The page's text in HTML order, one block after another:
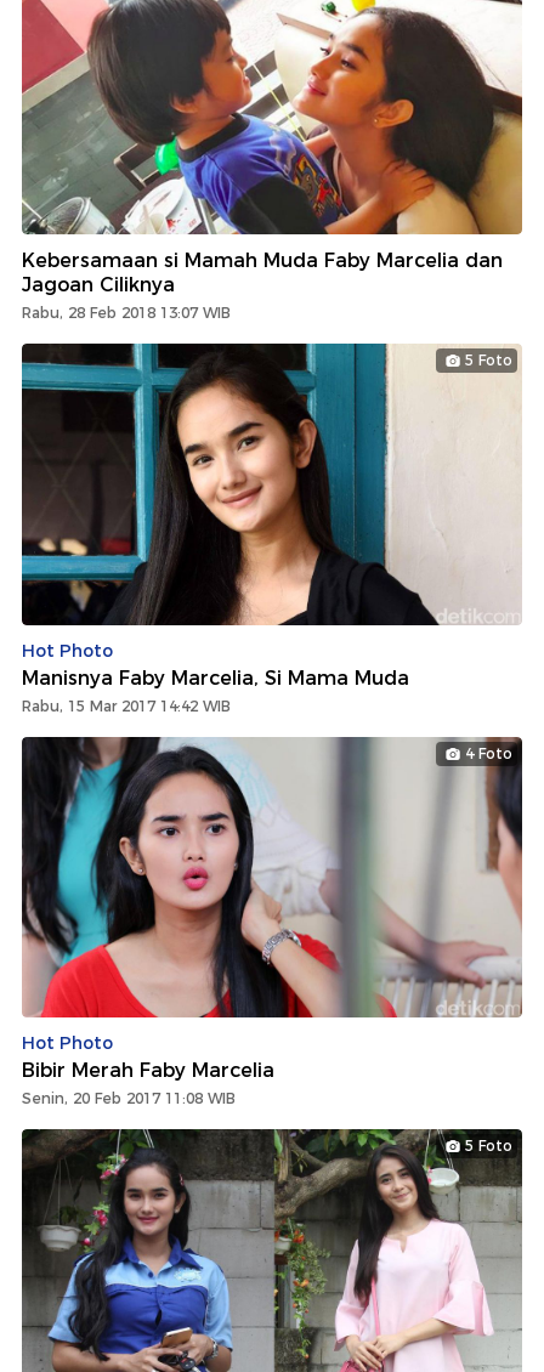
Kebersamaan si Mamah Muda Faby Marcelia dan
Jagoan Ciliknya
Rabu, 28 Feb 2018 13:07 WIB
5 Foto
Hot Photo
Manisnya Faby Marcelia, Si Mama Muda
Rabu, 15 Mar 2017 14:42 WIB
4 Foto
Hot Photo
Bibir Merah Faby Marcelia
Senin, 20 Feb 2017 11:08 WIB
5 Foto